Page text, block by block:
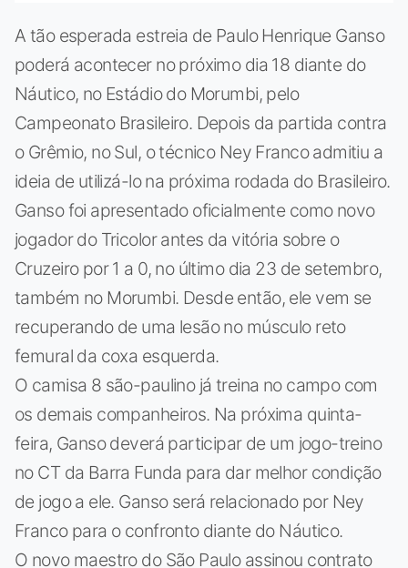
A tão esperada estreia de Paulo Henrique Ganso
poderá acontecer no próximo dia 18 diante do
Náutico, no Estádio do Morumbi, pelo
Campeonato Brasileiro. Depois da partida contra
o Grêmio, no Sul, o técnico Ney Franco admitiu a
ideia de utilizá-lo na próxima rodada do Brasileiro.
Ganso foi apresentado oficialmente como novo
jogador do Tricolor antes da vitória sobre o
Cruzeiro por 1 a 0, no último dia 23 de setembro,
também no Morumbi. Desde então, ele vem se
recuperando de uma lesão no músculo reto
femural da coxa esquerda.
O camisa 8 são-paulino já treina no campo com
os demais companheiros. Na próxima quinta-
feira, Ganso deverá participar de um jogo-treino
no CT da Barra Funda para dar melhor condição
de jogo a ele. Ganso será relacionado por Ney
Franco para o confronto diante do Náutico.
O novo maestro do São Paulo assinou contrato